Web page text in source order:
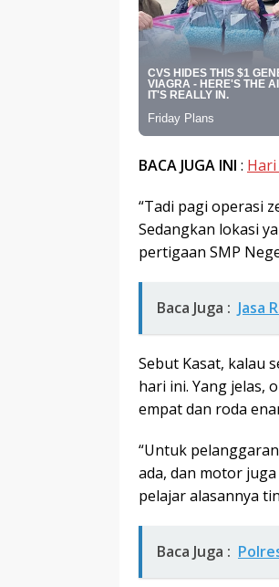
BACA JUGA INI :
“Tadi pagi operasi
Sedangkan lokasi
pertigaan SMP
Baca Juga : Jasa
Sebut Kasat, kalau
hari ini. Yang jelas,
empat dan roda
“Untuk
ada, dan motor
pelajar alasannya
Baca Juga :